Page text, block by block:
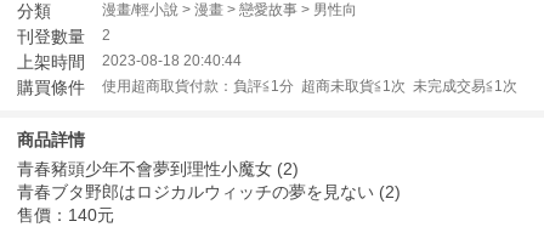
分類
漫畫/輕小說 > 漫畫 > 戀愛故事 > 男性向
刊登數量 2
上架時間 2023-08-18 20:40:44
購買條件 使用超商取貨付款：負評≦1分 超商未取貨≦1次 未完成交易≦1次
商品詳情
青春豬頭少年不會夢到理性小魔女 (2)
青春ブタ野郎はロジカルウィッチの夢を見ない (2)
售價：140元